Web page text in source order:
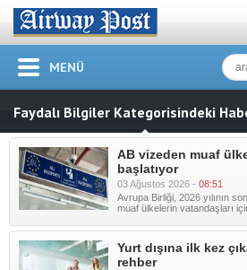
MENÜ
Faydalı Bilgiler Kategorisindeki
AB vizeden muaf
başlatıyor
03 Ağustos 2026 - 08:51
Avrupa Birliği, 2026 yılının
muaf ülkelerin vatandaşları
Yurt dışına ilk kez
rehber